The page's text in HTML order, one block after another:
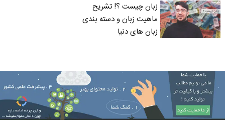
زبان چیست ؟! تشریح
ماهیت زبان و دسته بندی
زبان های دنیا